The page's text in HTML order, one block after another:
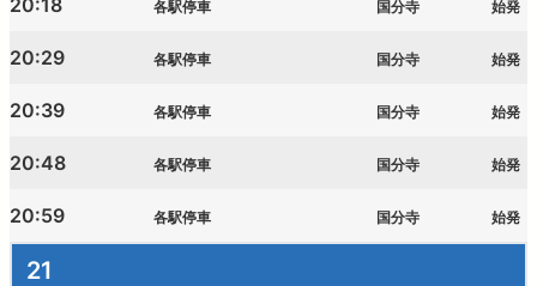
20:18 各駅停車 国分寺 始発
20:29 各駅停車 国分寺 始発
20:39 各駅停車 国分寺 始発
20:48 各駅停車 国分寺 始発
20:59 各駅停車 国分寺 始発
21